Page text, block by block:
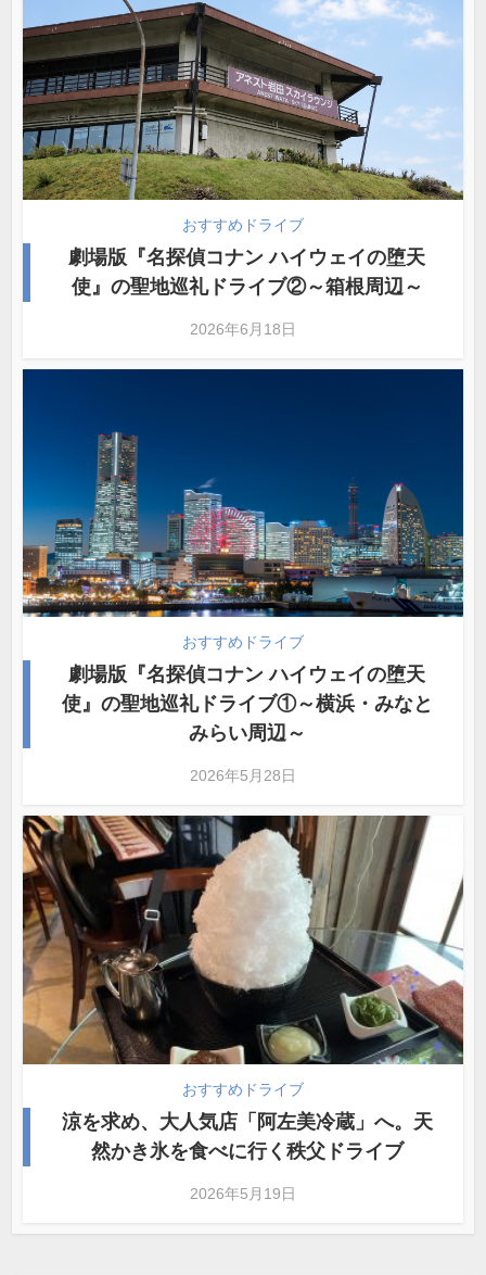
おすすめドライブ
劇場版『名探偵コナン ハイウェイの堕天
使』の聖地巡礼ドライブ②～箱根周辺～
2026年6月18日
おすすめドライブ
劇場版『名探偵コナン ハイウェイの堕天
使』の聖地巡礼ドライブ①～横浜・みなと
みらい周辺～
2026年5月28日
おすすめドライブ
涼を求め、大人気店「阿左美冷蔵」へ。天
然かき氷を食べに行く秩父ドライブ
2026年5月19日